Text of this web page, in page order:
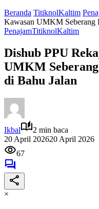
Beranda TitiknolKaltim
Kawasan UMKM Seberang
PenajamTitiknolKaltim
Dishub PPU
UMKM
di Bahu Jalan
Ikbal
2 min baca
20 April 202620 April 2026
67
×